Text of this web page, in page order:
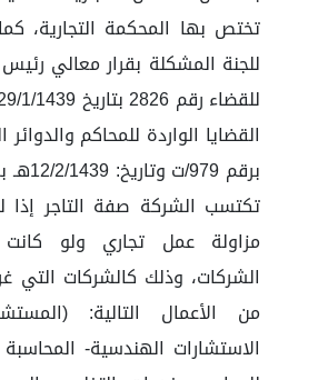
تختص بها المحكمة التجارية،
للجنة المشكلة بقرار معالي
القضايا الواردة للمحاكم والدوائر
برقم
تكتسب الشركة صفة التاجر
مزاولة عمل تجاري ولو
الشركات، وذلك كالشركات التي
من الأعمال التالية:
الاستشارات الهندسية-